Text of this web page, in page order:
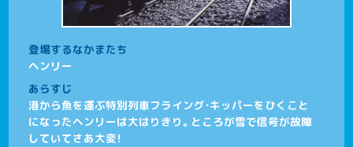
登場するなかまたち
ヘンリー
あらすじ
港から魚を運ぶ特別列車フライング・キッパーをひくこと
になったヘンリーは大はりきり。ところが雪で信号が故障
していてさあ大変！